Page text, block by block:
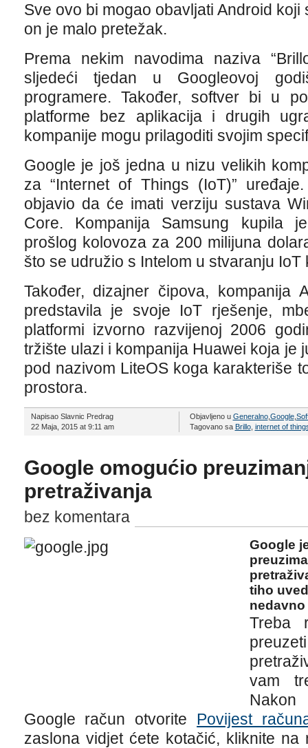
Sve ovo bi mogao obavljati Android
on je malo pretežak.
Prema nekim navodima naziva
sljedeći tjedan u Googleovoj
programere. Također, softver bi u
platforme bez aplikacija i drugih
kompanije mogu prilagoditi svojim
Google je još jedna u nizu velikih
za “Internet of Things (IoT)”
objavio da će imati verziju sustava
Core. Kompanija Samsung kupila
prošlog kolovoza za 200 milijuna
što se udružio s Intelom u stvaranju IoT
Također, dizajner čipova, kompanija
predstavila je svoje IoT rješenje,
platformi izvorno razvijenoj 2006
tržište ulazi i kompanija Huawei koja je
pod nazivom LiteOS koga karakteriše
prostora.
Napisao Slavnic Predrag
22 Maja, 2015 at 9:11 am
Objavljeno u Generalno, Google,
Tagovano sa Brillo, internet of
Google omogućio
pretraživanja
bez komentara
Google
tiho
Treba
vam
Google račun otvorite Povijest
zaslona vidjet ćete kotačić, kliknite na